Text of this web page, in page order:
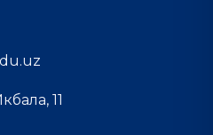
11